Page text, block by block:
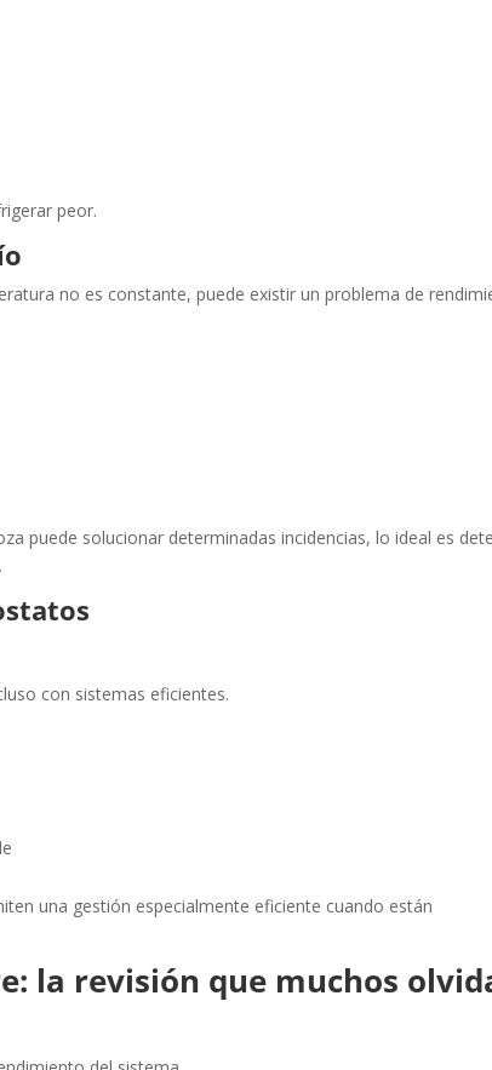
peor.
no es constante, puede existir un problema de
puede solucionar determinadas incidencias, lo ideal es
con sistemas eficientes.
una gestión especialmente eficiente cuando están
la revisión que muchos